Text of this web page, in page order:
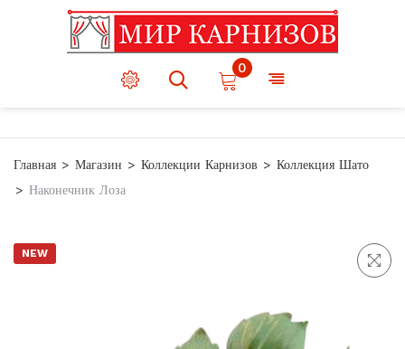
0
Главная Магазин Коллекции Карнизов
Коллекция Шато
Наконечник Лоза
NEW